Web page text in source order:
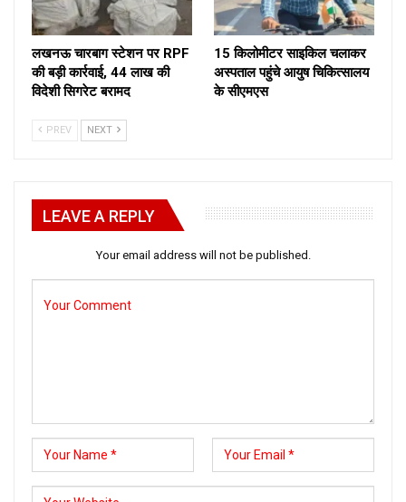
लखनऊ चारबाग स्टेशन पर RPF
की बड़ी कार्रवाई, 44 लाख की
विदेशी सिगरेट बरामद
15 किलोमीटर साइकिल चलाकर
अस्पताल पहुंचे आयुष चिकित्सालय
के सीएमएस
PREV NEXT
LEAVE A REPLY
Your email address will not be published.